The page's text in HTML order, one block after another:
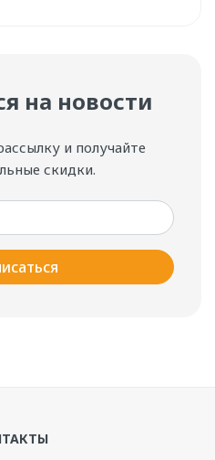
на новости
и получайте
скидки.